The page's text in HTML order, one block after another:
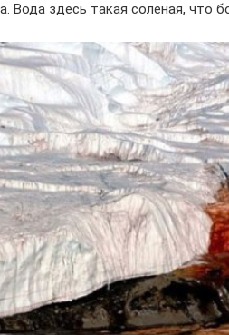
Вода здесь такая соленая, что